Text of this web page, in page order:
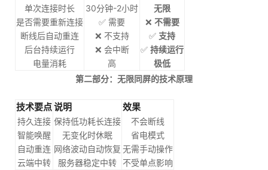
单次连接时长 30分钟-2小时
无限
是否需要重新连接
✅ 需要 ❌ 不需要
断线后自动重连
❌ 不支持 ✅ 支持
后台持续运行
❌ 会中断 ✅ 持续运行
电量消耗
高
极低
第二部分：无限同屏的技术原理
技术要点说明 效果
持久连接 保持低功耗长连接
不会断线
智能唤醒
无变化时休眠
省电模式
自动重连 网络波动自动恢复 无需手动操作
云端中转
服务器稳定中转
不受单点影响